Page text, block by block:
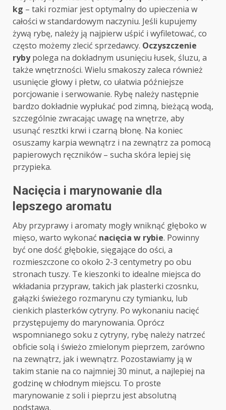
kg – taki rozmiar jest optymalny do upieczenia w
całości w standardowym naczyniu. Jeśli kupujemy
żywą rybę, należy ją najpierw uśpić i wyfiletować, co
często możemy zlecić sprzedawcy. Oczyszczenie
rybypolega na dokładnym usunięciu łusek, śluzu, a
także wnętrzności. Wielu smakoszy zaleca również
usunięcie głowy i płetw, co ułatwia późniejsze
porcjowanie i serwowanie. Rybę należy następnie
bardzo dokładnie wypłukać pod zimną, bieżącą wodą,
szczególnie zwracając uwagę na wnętrze, aby
usunąć resztki krwi i czarną błonę. Na koniec
osuszamy karpia wewnątrz i na zewnątrz za pomocą
papierowych ręczników – sucha skóra lepiej się
przypieka.
Nacięcia i marynowanie dla
lepszego aromatu
Aby przyprawy i aromaty mogły wniknąć głęboko w
mięso, warto wykonać nacięcia w rybie. Powinny
być one dość głębokie, sięgające do ości, a
rozmieszczone co około 2-3 centymetry po obu
stronach tuszy. Te kieszonki to idealne miejsca do
wkładania przypraw, takich jak plasterki czosnku,
gałązki świeżego rozmarynu czy tymianku, lub
cienkich plasterków cytryny. Po wykonaniu nacięć
przystępujemy do marynowania. Oprócz
wspomnianego soku z cytryny, rybę należy natrzeć
obficie solą i świeżo zmielonym pieprzem, zarówno
na zewnątrz, jak i wewnątrz. Pozostawiamy ją w
takim stanie na co najmniej 30 minut, a najlepiej na
godzinę w chłodnym miejscu. To proste
marynowanie z soli i pieprzu jest absolutną
podstawą.